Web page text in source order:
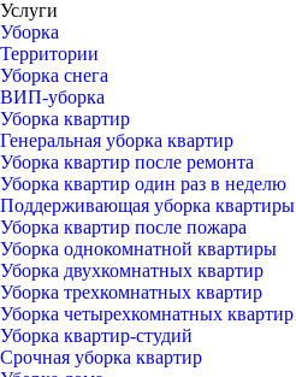
Услуги
Уборка
Территории
Уборка снега
ВИП-уборка
Уборка квартир
Генеральная уборка квартир
Уборка квартир после ремонта
Уборка квартир один раз в неделю
Поддерживающая уборка квартиры
Уборка квартир после пожара
Уборка однокомнатной квартиры
Уборка двухкомнатных квартир
Уборка трехкомнатных квартир
Уборка четырехкомнатных квартир
Уборка квартир-студий
Срочная уборка квартир